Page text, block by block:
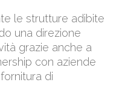
le strutture adibite
una direzione
grazie anche a
con aziende
di